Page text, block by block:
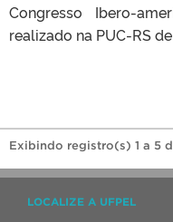
Congresso Ibero-
realizado na PUC-RS
Exibindo registro(s) 1 a 5
LOCALIZE A UFPEL